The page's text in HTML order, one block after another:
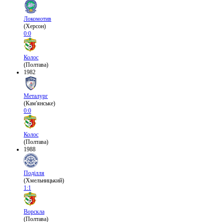
Локомотив
(Херсон)
0:0
Колос
(Полтава)
1982
Металург
(Кам'янське)
0:0
Колос
(Полтава)
1988
Поділля
(Хмельницький)
1:1
Ворскла
(Полтава)